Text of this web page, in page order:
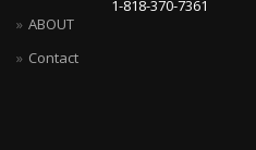
ABOUT
Contact
1-818-370-7361